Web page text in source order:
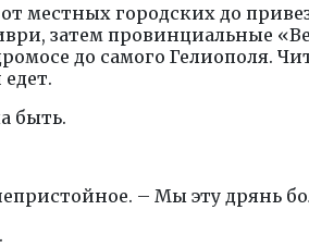
местных городских до
затем провинциальные
до самого Гелиополя.
быть.
– Мы эту дрянь